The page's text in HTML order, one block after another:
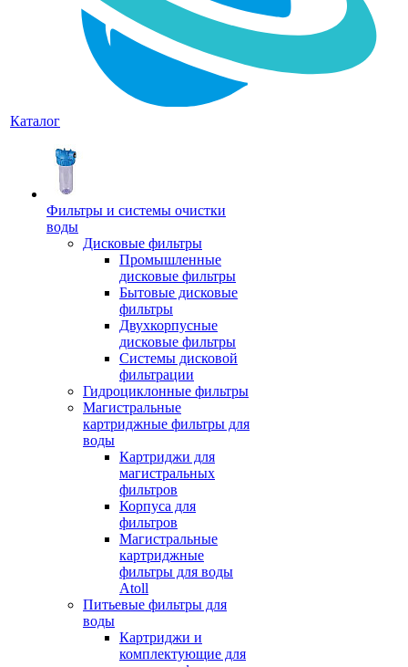
Каталог
Фильтры и системы очистки
воды
Дисковые фильтры
Промышленные
дисковые фильтры
Бытовые дисковые
фильтры
Двухкорпусные
дисковые фильтры
Системы дисковой
фильтрации
Гидроциклонные фильтры
Магистральные
картриджные фильтры для
воды
Картриджи для
магистральных
фильтров
Корпуса для
фильтров
Магистральные
картриджные
фильтры для воды
Atoll
Питьевые фильтры для
воды
Картриджи и
комплектующие для